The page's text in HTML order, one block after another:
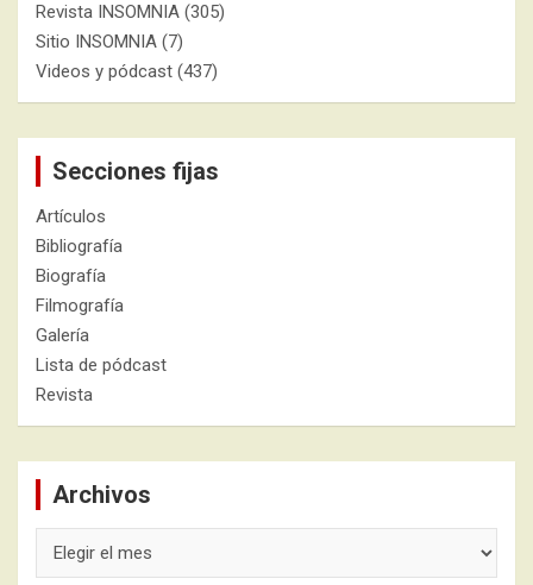
Revista INSOMNIA (305)
Sitio INSOMNIA (7)
Videos y pódcast (437)
Secciones fijas
Artículos
Bibliografía
Biografía
Filmografía
Galería
Lista de pódcast
Revista
Archivos